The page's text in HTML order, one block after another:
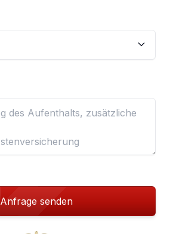
Anfrage senden